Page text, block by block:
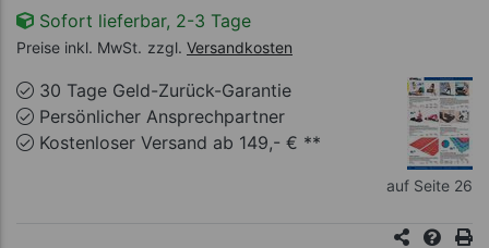
Sofort lieferbar, 2-3 Tage
Preise inkl. MwSt. zzgl. Versandkosten
30 Tage Geld-Zurück-Garantie
Persönlicher Ansprechpartner
Kostenloser Versand ab 149,- € **
auf Seite 26